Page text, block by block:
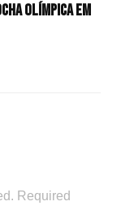
olímpica em
Required